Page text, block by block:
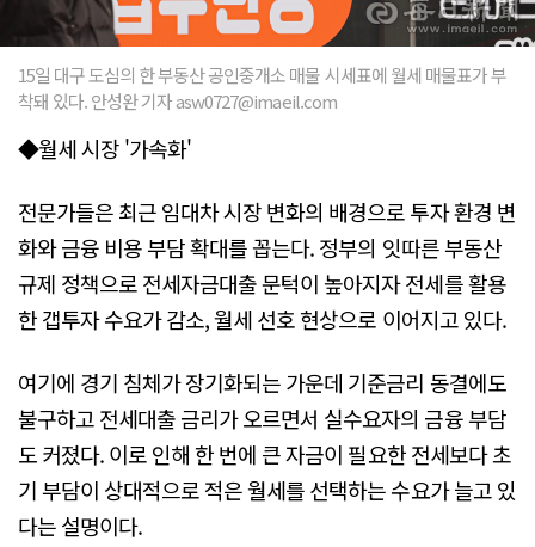
15일 대구 도심의 한 부동산 공인중개소 매물 시세표에 월세 매물표가 부
착돼 있다. 안성완 기자 asw0727@imaeil.com
◆월세 시장 '가속화'
전문가들은 최근 임대차 시장 변화의 배경으로 투자 환경 변
화와 금융 비용 부담 확대를 꼽는다. 정부의 잇따른 부동산
규제 정책으로 전세자금대출 문턱이 높아지자 전세를 활용
한 갭투자 수요가 감소, 월세 선호 현상으로 이어지고 있다.
여기에 경기 침체가 장기화되는 가운데 기준금리 동결에도
불구하고 전세대출 금리가 오르면서 실수요자의 금융 부담
도 커졌다. 이로 인해 한 번에 큰 자금이 필요한 전세보다 초
기 부담이 상대적으로 적은 월세를 선택하는 수요가 늘고 있
다는 설명이다.